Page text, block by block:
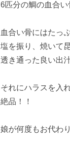
6匹分の鯛の血合い
血合い骨にはたっ
塩を振り、焼いて
透き通った良い出
それにハラスを入
絶品！！
娘が何度もお代わ